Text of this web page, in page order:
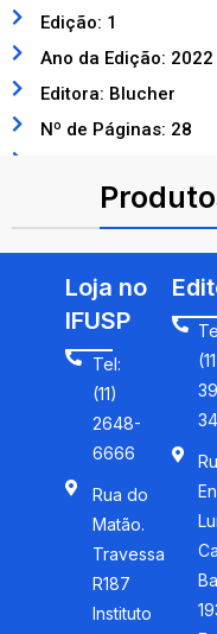
Edição: 1
Ano da Edição: 2022
Editora: Blucher
Nº de Páginas: 28
Loja no
IFUSP
Tel:
(11)
2648-
6666
Rua do
Matão.
Travessa
R187
Instituto